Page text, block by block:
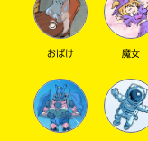
おばけ 魔女